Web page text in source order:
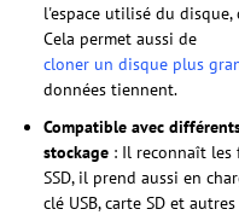
l'espace utilisé du
Cela permet aussi de
cloner un disque plus
données tiennent.
Compatible avec
stockage : Il reconnaît les
SSD, il prend aussi en
clé USB, carte SD et